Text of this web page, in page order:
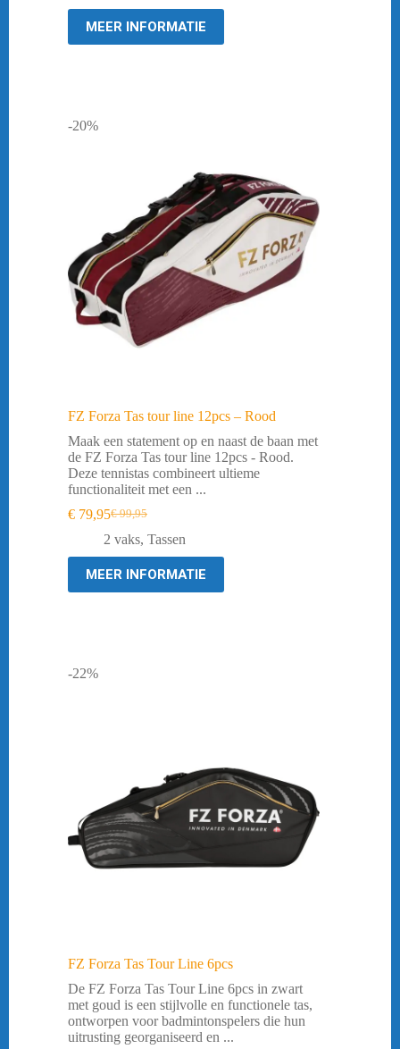
€ 69,95.
€ 59,95.
MEER INFORMATIE
-20%
FZ Forza Tas tour line 12pcs – Rood
Maak een statement op en naast de baan met
de FZ Forza Tas tour line 12pcs - Rood.
Deze tennistas combineert ultieme
functionaliteit met een ...
€99,95
Oorspronkelijke
prijs
€ 99,95.
€ 79,95Huidige
prijs
€ 79,95.
2 vaks, Tassen
MEER INFORMATIE
-22%
FZ Forza Tas Tour Line 6pcs
De FZ Forza Tas Tour Line 6pcs in zwart
met goud is een stijlvolle en functionele tas,
ontworpen voor badmintonspelers die hun
uitrusting georganiseerd en ...